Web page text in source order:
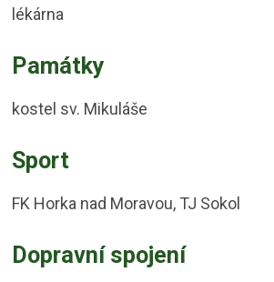
lékárna
Památky
kostel sv. Mikuláše
Sport
FK Horka nad Moravou, TJ Sokol
Dopravní spojení